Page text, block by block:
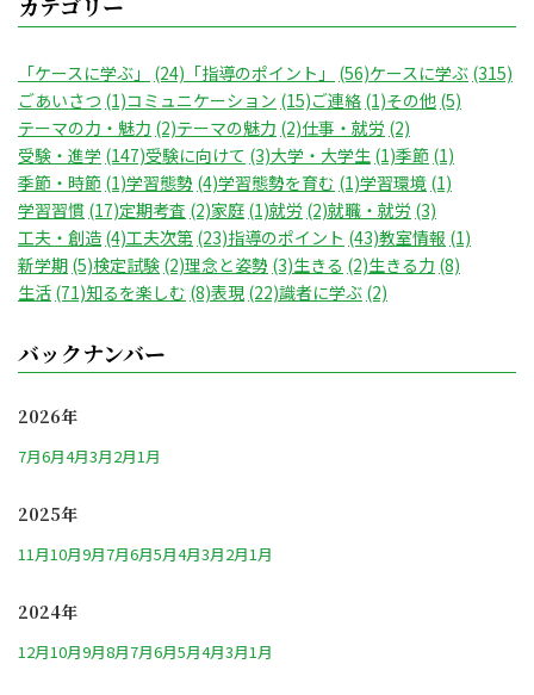
「ケースに学ぶ」 (24) 「指導のポイント」 (56)ケースに学ぶ (315)
ごあいさつ (1)コミュニケーション (15)ご連絡 (1)その他 (5)
テーマの力・魅力 (2)テーマの魅力 (2)仕事・就労 (2)
受験・進学 (147)受験に向けて (3)大学・大学生 (1)季節 (1)
季節・時節 (1)学習態勢 (4)学習態勢を育む (1)学習環境 (1)
学習習慣 (17)定期考査 (2)家庭 (1)就労 (2)就職・就労 (3)
工夫・創造 (4)工夫次第 (23)指導のポイント (43)教室情報 (1)
新学期 (5)検定試験 (2)理念と姿勢 (3)生きる (2)生きる力 (8)
生活 (71)知るを楽しむ (8)表現 (22)識者に学ぶ (2)
バックナンバー
2026年
7月6月4月3月2月1月
2025年
11月10月9月7月6月5月4月3月2月1月
2024年
12月10月9月8月7月6月5月4月3月1月